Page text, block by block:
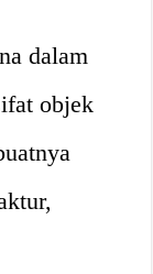
dalam
objek